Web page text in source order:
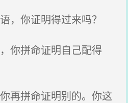
，你证明得过来吗？
你拼命证明自己配得
再拼命证明别的。你这